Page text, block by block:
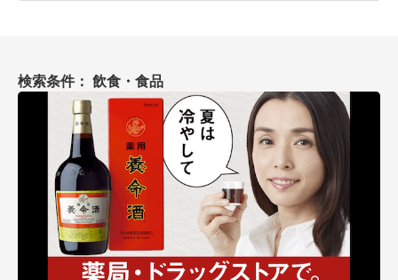
お問合わせ・無料見積もり
資料ダウンロード
検索条件： 飲食・食品